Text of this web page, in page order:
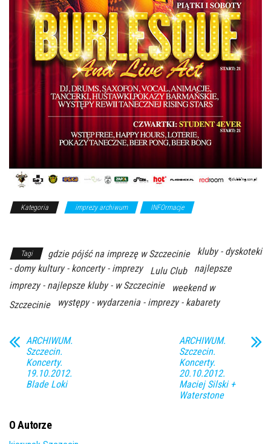
Kategoria imprezy archiwum INFOrmacje
Tagi gdzie pójść na imprezę w Szczecinie
kluby - dyskoteki
- domy kultury - koncerty - imprezy
Lulu Club
najlepsze
imprezy - najlepsze kluby - w Szczecinie
weekend w
Szczecinie
występy - wydarzenia - imprezy - kabarety
ARCHIWUM.
Szczecin.
Koncerty.
19.10.2012.
Blade Loki
ARCHIWUM.
Szczecin.
Koncerty.
20.10.2012.
Maciej Silski +
Waterstone
O Autorze